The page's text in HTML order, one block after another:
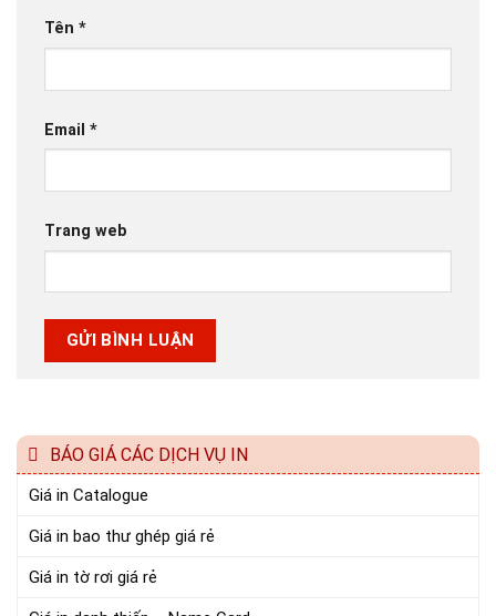
Tên *
Email *
Trang web
BÁO GIÁ CÁC DỊCH VỤ IN
Giá in Catalogue
Giá in bao thư ghép giá rẻ
Giá in tờ rơi giá rẻ